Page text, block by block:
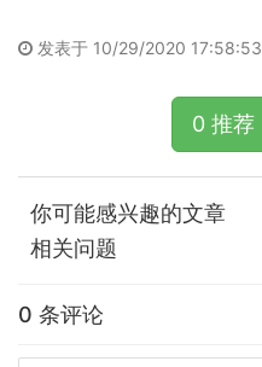
发表于 10/29/2020 17:58:53
0 推荐
你可能感兴趣的文章
相关问题
0 条评论